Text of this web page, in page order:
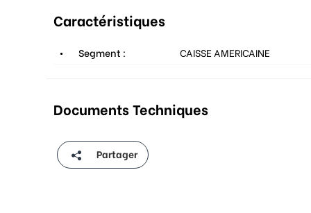
Caractéristiques
Segment : CAISSE AMERICAINE
Documents Techniques
Partager